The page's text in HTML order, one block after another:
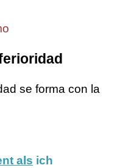
se forma con la
als ich